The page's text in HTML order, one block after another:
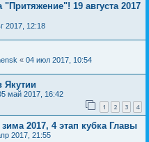
19 августа 2017
2017, 12:18
« 04 июл 2017, 10:54
Якутии
май 2017, 16:42
1 2 3 4
2017, 4 этап кубка Главы
2017, 21:55